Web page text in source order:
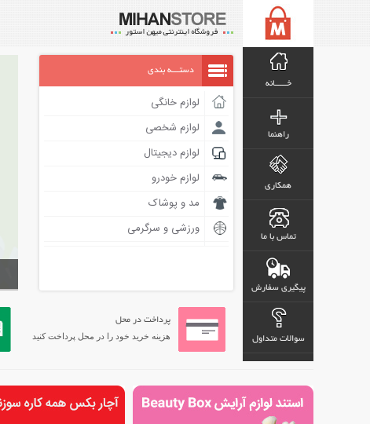
خـــــانه
راهنما
همکاری
تماس با ما
پیگیری سفارش
سوالات متداول
دستـــه بندی
لوازم خانگی
لوازم شخصی
لوازم دیجیتال
لوازم خودرو
مد و پوشاک
ورزشی و سرگرمی
پرداخت در محل
هزینه خرید خود را در محل پرداخت کنید